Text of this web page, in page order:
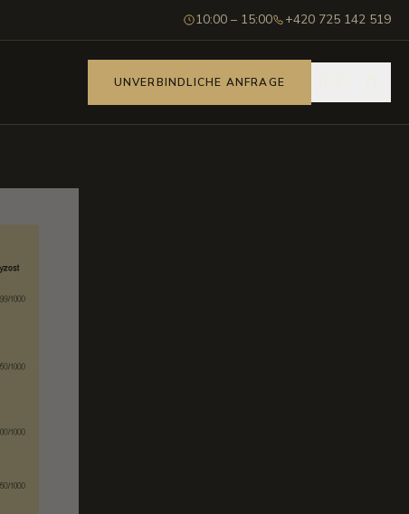
10:00 – 15:00 +420 725 142 519
UNVERBINDLICHE ANFRAGE